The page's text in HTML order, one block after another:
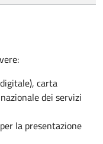
carta
dei servizi
la presentazione